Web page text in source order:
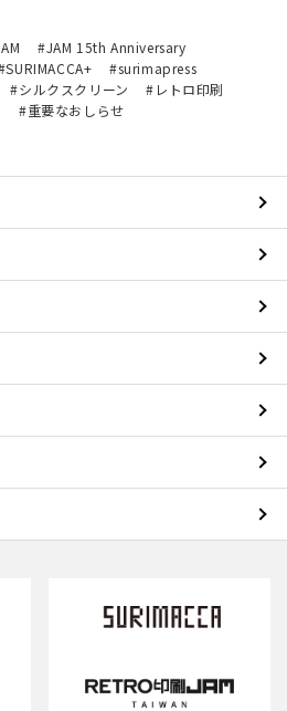
JAM 15th Anniversary
SURIMACCA+
surimapress
シルクスクリーン
レトロ印刷
重要なおしらせ